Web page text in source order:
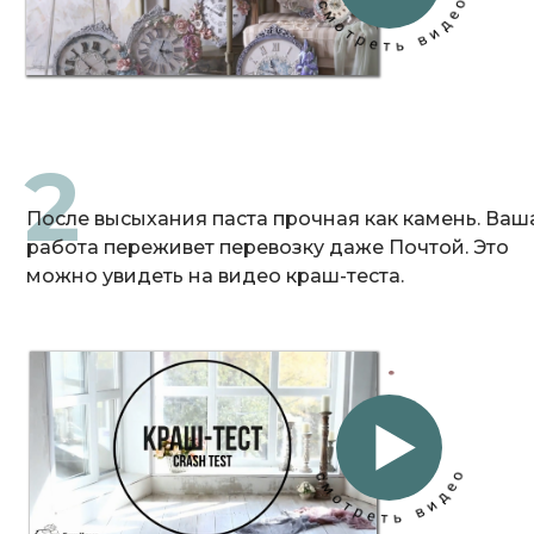
2
После высыхания паста прочная как камень.
работа переживет перевозку даже Почтой. Это
можно увидеть на видео краш-теста.
высыхания приобретает твердость камня.